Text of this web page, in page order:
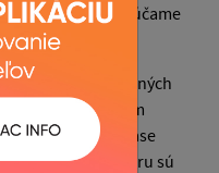
prostredia odporúčame
verejne prístupných
ohrozené vznikom
dôležité v čase
vzniku požiaru sú